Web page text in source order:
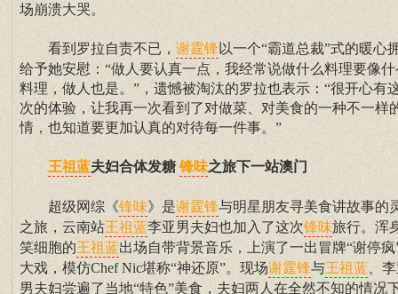
场崩溃大哭。
看到罗拉自责不已， 谢霆锋以一个“霸道总裁”式的暖心
给予她安慰：“做人要认真一点，我经常说做什么料理要像什
料理，做人也是。”，遗憾被淘汰的罗拉也表示：“很开心有
次的体验，让我再一次看到了对做菜、对美食的一种不一样
情，也知道要更加认真的对待每一件事。”
王祖蓝夫妇合体发糖 锋味之旅下一站澳门
超级网综《锋味》是谢霆锋与明星朋友寻美食讲故事的
之旅，云南站王祖蓝李亚男夫妇也加入了这次锋味旅行。浑
笑细胞的王祖蓝出场自带背景音乐，上演了一出冒牌“谢停疯
大戏，模仿Chef Nic堪称“神还原”。现场谢霆锋与王祖蓝 、
男夫妇尝遍了当地“特色”美食，夫妇两人在全然不知的情况